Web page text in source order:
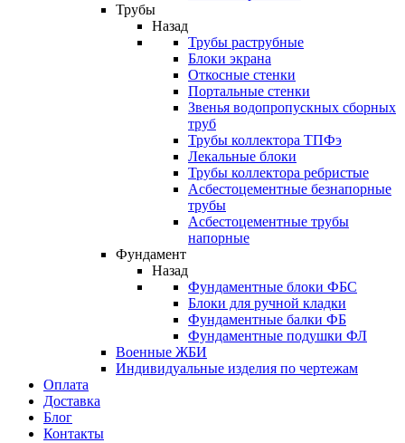
Трубы
Назад
Трубы раструбные
Блоки экрана
Откосные стенки
Портальные стенки
Звенья водопропускных сборных
труб
Трубы коллектора ТПФэ
Лекальные блоки
Трубы коллектора ребристые
Асбестоцементные безнапорные
трубы
Асбестоцементные трубы
напорные
Фундамент
Назад
Фундаментные блоки ФБС
Блоки для ручной кладки
Фундаментные балки ФБ
Фундаментные подушки ФЛ
Военные ЖБИ
Индивидуальные изделия по чертежам
Оплата
Доставка
Блог
Контакты